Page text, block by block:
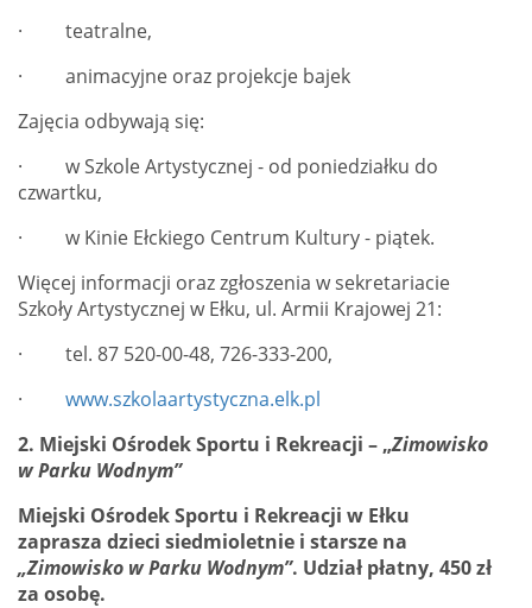
· teatralne,
· animacyjne oraz projekcje bajek
Zajęcia odbywają się:
· w Szkole Artystycznej - od poniedziałku do
czwartku,
· w Kinie Ełckiego Centrum Kultury - piątek.
Więcej informacji oraz zgłoszenia w sekretariacie
Szkoły Artystycznej w Ełku, ul. Armii Krajowej 21:
· tel. 87 520-00-48, 726-333-200,
· www.szkolaartystyczna.elk.pl
2. Miejski Ośrodek Sportu i Rekreacji – „Zimowisko
w Parku Wodnym”
Miejski OśrodekSportu i Rekreacji w Ełku
zaprasza dzieci siedmioletnie i starsze na
„Zimowisko w Parku Wodnym”. Udział płatny, 450 zł
za osobę.